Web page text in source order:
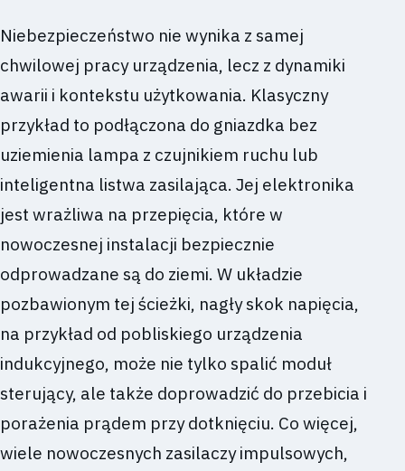
Niebezpieczeństwo nie wynika z samej
chwilowej pracy urządzenia, lecz z dynamiki
awarii i kontekstu użytkowania. Klasyczny
przykład to podłączona do gniazdka bez
uziemienia lampa z czujnikiem ruchu lub
inteligentna listwa zasilająca. Jej elektronika
jest wrażliwa na przepięcia, które w
nowoczesnej instalacji bezpiecznie
odprowadzane są do ziemi. W układzie
pozbawionym tej ścieżki, nagły skok napięcia,
na przykład od pobliskiego urządzenia
indukcyjnego, może nie tylko spalić moduł
sterujący, ale także doprowadzić do przebicia i
porażenia prądem przy dotknięciu. Co więcej,
wiele nowoczesnych zasilaczy impulsowych,